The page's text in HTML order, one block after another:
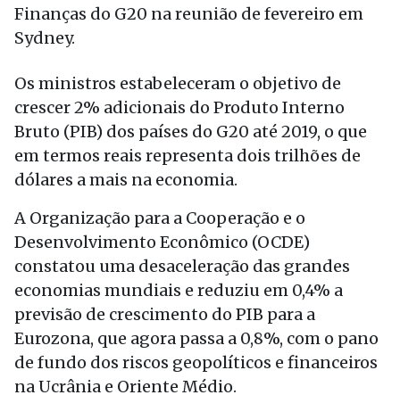
Finanças do G20 na reunião de fevereiro em
Sydney.
Os ministros estabeleceram o objetivo de
crescer 2% adicionais do Produto Interno
Bruto (PIB) dos países do G20 até 2019, o que
em termos reais representa dois trilhões de
dólares a mais na economia.
A Organização para a Cooperação e o
Desenvolvimento Econômico (OCDE)
constatou uma desaceleração das grandes
economias mundiais e reduziu em 0,4% a
previsão de crescimento do PIB para a
Eurozona, que agora passa a 0,8%, com o pano
de fundo dos riscos geopolíticos e financeiros
na Ucrânia e Oriente Médio.